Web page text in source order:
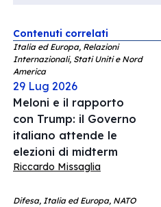
Contenuti correlati
Italia ed Europa, Relazioni
Internazionali, Stati Uniti e Nord
America
29 Lug 2026
Meloni e il rapporto
con Trump: il Governo
italiano attende le
elezioni di midterm
Riccardo Missaglia
Difesa, Italia ed Europa, NATO